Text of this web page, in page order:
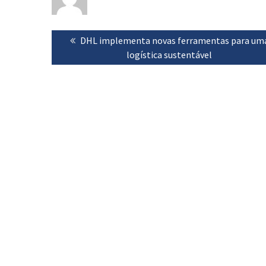
Navegação
artigos
Previous
DHL implementa novas ferramentas para
logística sustentável